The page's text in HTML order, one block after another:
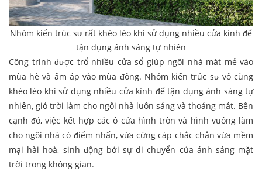
Nhóm kiến trúc sư rất khéo léo khi sử dụng nhiều cửa kính để
tận dụng ánh sáng tự nhiên
Công trình được trổ nhiều cửa sổ giúp ngôi nhà mát mẻ vào
mùa hè và ấm áp vào mùa đông. Nhóm kiến trúc sư vô cùng
khéo léo khi sử dụng nhiều cửa kính để tận dụng ánh sáng tự
nhiên, gió trời làm cho ngôi nhà luôn sáng và thoáng mát. Bên
cạnh đó, việc kết hợp các ô cửa hình tròn và hình vuông làm
cho ngôi nhà có điểm nhấn, vừa cứng cáp chắc chắn vừa mềm
mại hài hoà, sinh động bởi sự di chuyển của ánh sáng mặt
trời trong không gian.